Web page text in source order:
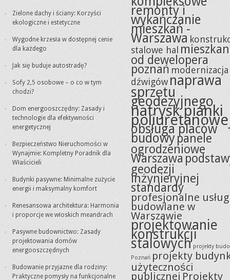
Zielone dachy i ściany: Korzyści
ekologiczne i estetyczne
Wygodne krzesła w dostępnej cenie
dla każdego
Jak się buduje autostradę?
Sofy 2,5 osobowe – o co w tym
chodzi?
Dom energooszczędny: Zasady i
technologie dla efektywności
energetycznej
Bezpieczeństwo Nieruchomości w
Wynajmie: Kompletny Poradnik dla
Właścicieli
Budynki pasywne: Minimalne zużycie
energii i maksymalny komfort
Renesansowa architektura: Harmonia
i proporcje we włoskich meandrach
Pasywne budownictwo: Zasady
projektowania domów
energooszczędnych
Budowanie przyjazne dla rodziny:
Praktyczne pomysły na funkcjonalne
remonty i
wykańczanie
mieszkań -
Warszawa
stalowe hal
od dewelopera
poznań modernizacja
dźwigów naprawa
sprzętu
geodezyjnego
natrysk pianki
obsługa placów
budowypanele
ogrodzeniowe
Warszawa
geodezji
inżynieryjnej
standardy
profesjonalne
budowlane w
Warszawie
projektowanie
konstrukcji
stalowych projekty
Poznań projekty
użyteczności
publicznej Projekty